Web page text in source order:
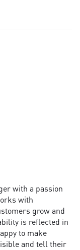
with a passion
with
grow and
is reflected in
to make
and tell their